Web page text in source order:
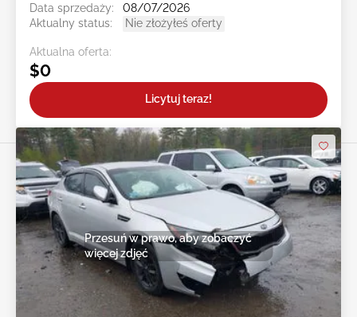
Data sprzedaży:
08/07/2026
Aktualny status:
Nie złożyłeś oferty
Aktualna oferta:
$0
Licytuj teraz!
Przesuń w prawo, aby zobaczyć
więcej zdjęć